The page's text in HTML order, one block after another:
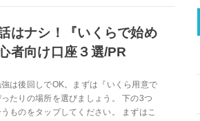
はナシ！『いくらで始め
者向け口座３選/PR
は後回しでOK。まずは『いくら用意で
たりの場所を選びましょう。 下の3つ
ものをタップしてください。 まずはこ